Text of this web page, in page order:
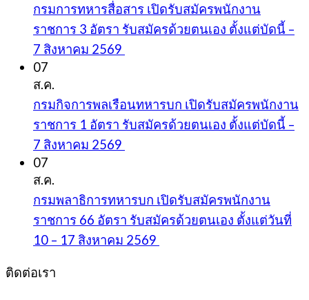
กรมการทหารสื่อสาร เปิดรับสมัครพนักงาน
ราชการ 3 อัตรา รับสมัครด้วยตนเอง ตั้งแต่บัดนี้ –
7 สิงหาคม 2569
07
ส.ค.
กรมกิจการพลเรือนทหารบก เปิดรับสมัครพนักงาน
ราชการ 1 อัตรา รับสมัครด้วยตนเอง ตั้งแต่บัดนี้ –
7 สิงหาคม 2569
07
ส.ค.
กรมพลาธิการทหารบก เปิดรับสมัครพนักงาน
ราชการ 66 อัตรา รับสมัครด้วยตนเอง ตั้งแต่วันที่
10 – 17 สิงหาคม 2569
ติดต่อเรา